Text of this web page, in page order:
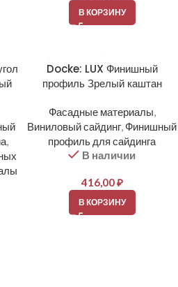
В КОРЗИНУ
,
Docke: LUX Финишный
профиль Зрелый каштан
Фасадные материалы,
Виниловый сайдинг, Финишный
профиль для сайдинга
В наличии
416,00₽
В КОРЗИНУ